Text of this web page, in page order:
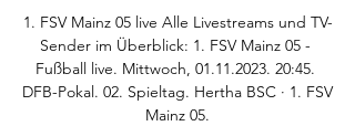
1. FSV Mainz 05 live Alle Livestreams und TV-
Sender im Überblick: 1. FSV Mainz 05 -
Fußball live. Mittwoch, 01.11.2023. 20:45.
DFB-Pokal. 02. Spieltag. Hertha BSC · 1. FSV
Mainz 05.